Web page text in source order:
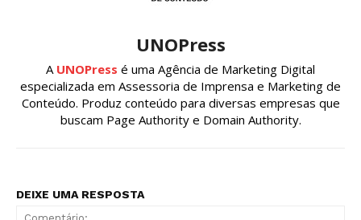
UNOPress
A UNOPress é uma Agência de Marketing Digital
especializada em Assessoria de Imprensa e Marketing de
Conteúdo. Produz conteúdo para diversas empresas que
buscam Page Authority e Domain Authority.
DEIXE UMA RESPOSTA